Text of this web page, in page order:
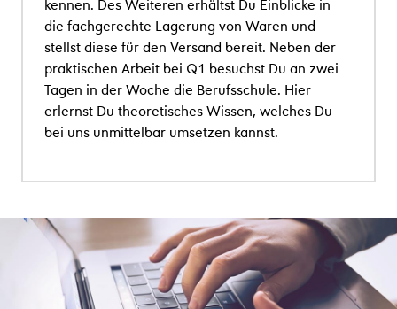
die fachgerechte Lagerung von Waren und
stellst diese für den Versand bereit. Neben der
praktischen Arbeit bei Q1 besuchst Du an zwei
Tagen in der Woche die Berufsschule. Hier
erlernst Du theoretisches Wissen, welches Du
bei uns unmittelbar umsetzen kannst.